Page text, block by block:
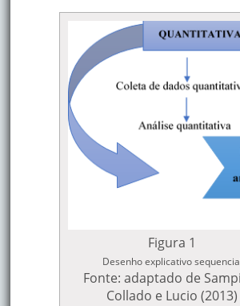
Figura 1
Desenho explicativo
Fonte: adaptado de
Collado e Lucio (2013)